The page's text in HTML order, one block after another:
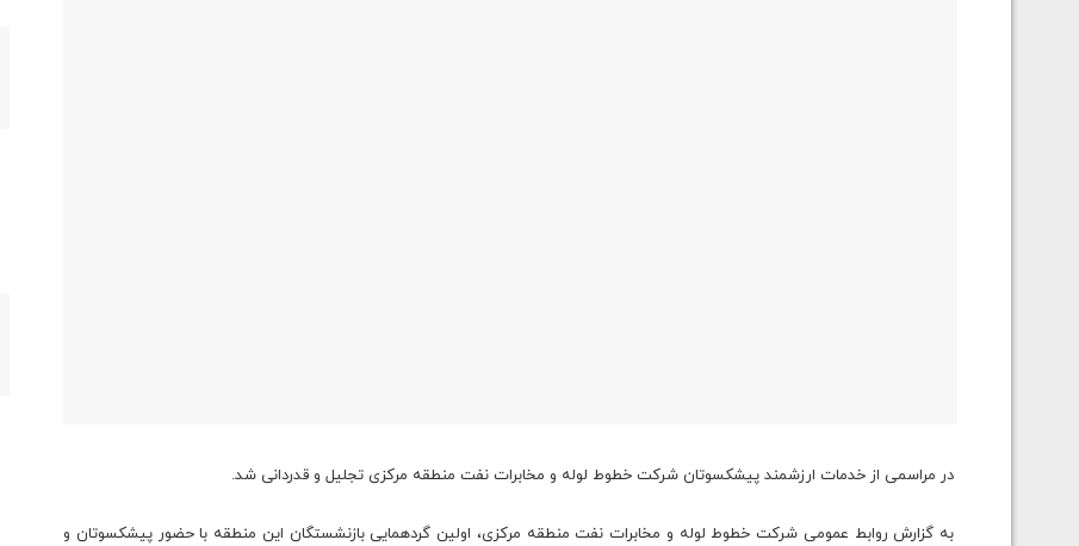
در مراسمی از خدمات ارزشمند پیشکسوتان شرکت خطوط لوله و مخابرات نفت منطقه مرکزی تجلیل و قدردانی شد.
به گزارش روابط عمومی شرکت خطوط لوله و مخابرات نفت منطقه مرکزی، اولین گردهمایی بازنشستگان این منطقه با حضور پیشکسوتان و